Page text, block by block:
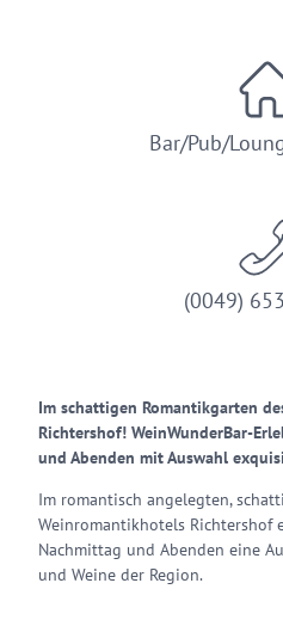
Bar/Pub/
(0049)
Im schattigen Romantikgarten
Richtershof! WeinWunderBar-
und Abenden mit Auswahl
Im romantisch angelegten,
Weinromantikhotels Richtershof
Nachmittag und Abenden eine
und Weine der Region.